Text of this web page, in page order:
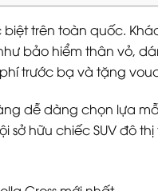
trên toàn quốc.
bảo hiểm thân vỏ,
trước bạ và tặng
dễ dàng chọn lựa
hữu chiếc SUV đô